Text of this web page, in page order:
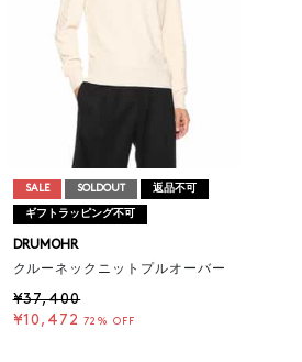
SALE SOLDOUT 返品不可
ギフトラッピング不可
DRUMOHR
クルーネックニットプルオーバー
¥37,400
¥10,472 72% OFF